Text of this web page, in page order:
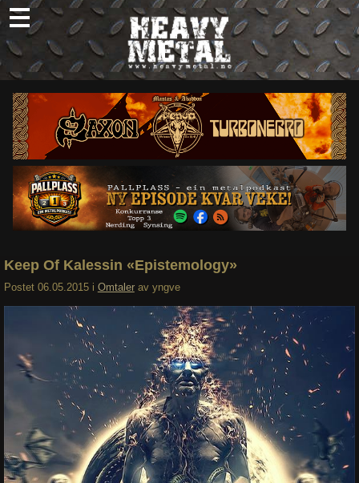
Skip
to
content
Nyheter
Omtaler
Intervjuer
Om oss
Abonner
Søk
Keep Of Kalessin «Epistemology»
Postet 06.05.2015 i Omtaler av yngve